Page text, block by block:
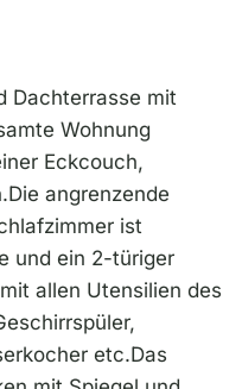
Dachterrasse mit
Wohnung
Eckcouch,
angrenzende
ist
und ein 2-türiger
allen Utensilien des
etc.Das